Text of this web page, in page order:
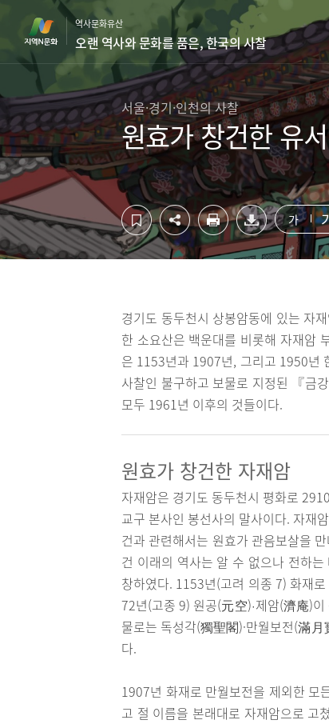
바
로
가
기
로
가
기
역사문화유산
오랜 역사와 문화를 품은, 한국의 사찰
서울·경기·인천의 사찰
원효가 창건한 유
가
경기도 동두천시 상봉암동에 있는 자
한 소요산은 백운대를 비롯해 자재암
은 1153년과 1907년, 그리고 1950년
사찰인 불구하고 보물로 지정된 『금
모두 1961년 이후의 것들이다.
원효가 창건한 자재암
자재암은 경기도 동두천시 평화로
교구 본사인 봉선사의 말사이다. 자재
건과 관련해서는 원효가 관음보살을
건 이래의 역사는 알 수 없으나 전하
창하였다. 1153년(고려 의종 7) 화재
72년(고종 9) 원공(元空)·제암(濟庵)
물로는 독성각(獨聖閣)·만월보전(滿月
다.
1907년 화재로 만월보전을 제외한
고 절 이름을 본래대로 자재암으로 고